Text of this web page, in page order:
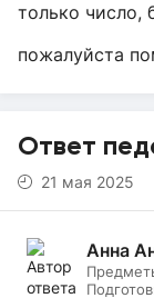
только число,
пожалуйста
Ответ
21 мая 2025
Анна